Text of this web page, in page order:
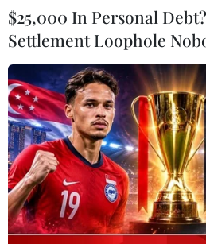
Mỹ không kích tàu tình
ở Đông Thái Bình
27/04/2026 05:37
Thông báo đăng trên mạng xã
do các tổ chức bị liệt vào danh
hành và đang di chuyển trên
đường vận chuyển ma túy.
$25,000 In Personal
Settlement Loophole